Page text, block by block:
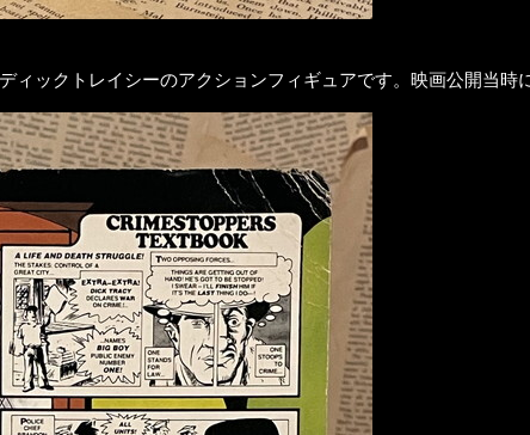
ックトレイシーのアクションフィギュアです。映画公開当時